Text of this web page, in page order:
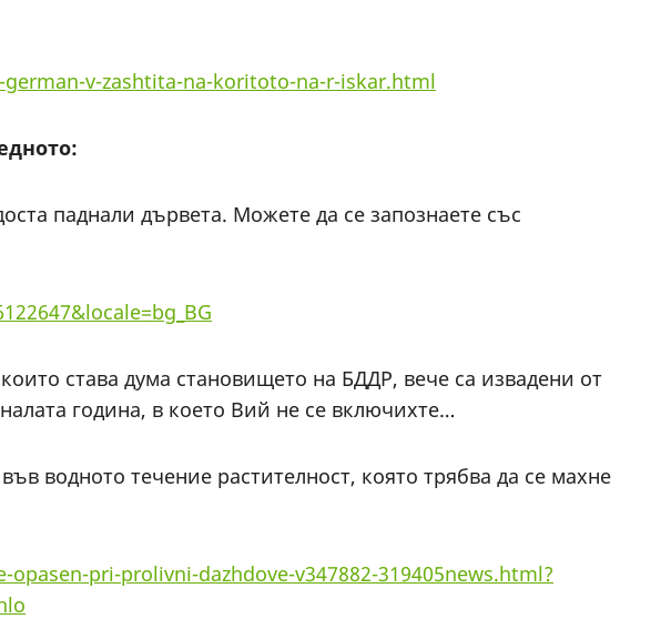
v-zashtita-na-koritoto-na-r-iskar.html
паднали дървета. Можете да се запознаете със
става дума становището на БДДР, вече са извадени от
година, в което Вий не се включихте…
водното течение растителност, която трябва да се махне
pri-prolivni-dazhdove-v347882-319405news.html?